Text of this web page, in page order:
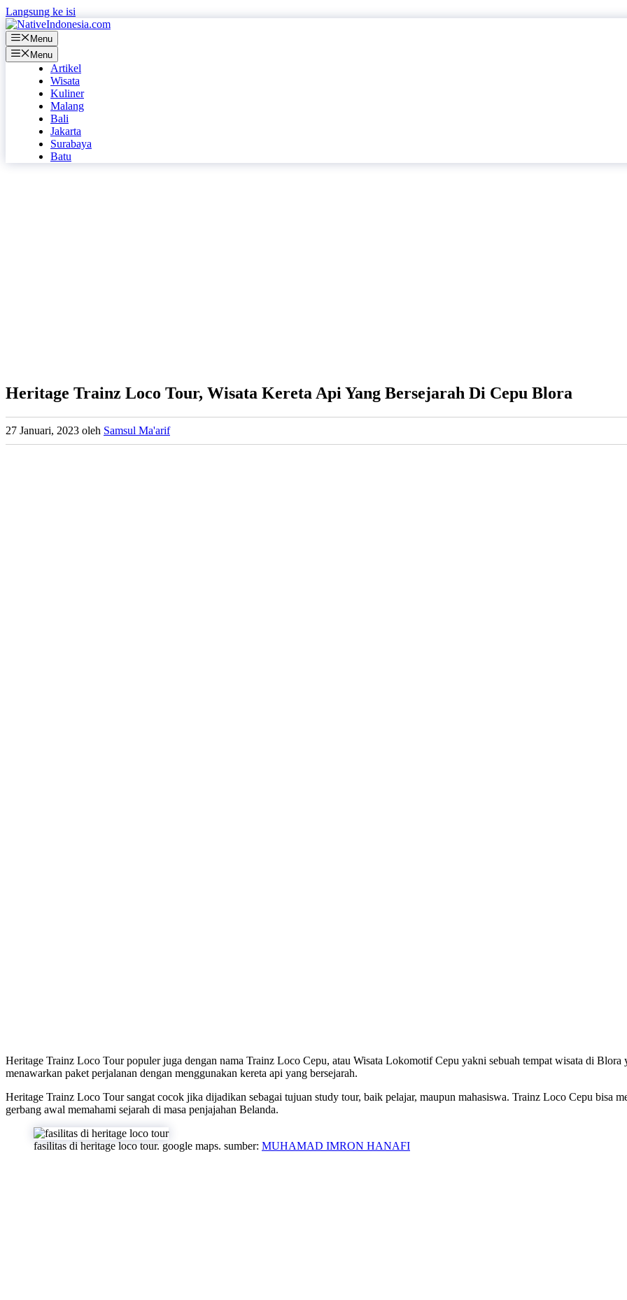
Langsung ke isi
Menu
Menu
Artikel
Wisata
Kuliner
Malang
Bali
Jakarta
Surabaya
Batu
Heritage Trainz Loco Tour, Wisata Kereta Api Yang Bersejarah Di Cepu Blora
27 Januari, 2023 oleh Samsul Ma'arif
Heritage Trainz Loco Tour populer juga dengan nama Trainz Loco Cepu, atau Wisata Lokomotif Cepu yakni sebuah tempat wisata di Blora
menawarkan paket perjalanan dengan menggunakan kereta api yang bersejarah.
Heritage Trainz Loco Tour sangat cocok jika dijadikan sebagai tujuan study tour, baik pelajar, maupun mahasiswa. Trainz Loco Cepu bisa
gerbang awal memahami sejarah di masa penjajahan Belanda.
fasilitas di heritage loco tour. google maps. sumber: MUHAMAD IMRON HANAFI